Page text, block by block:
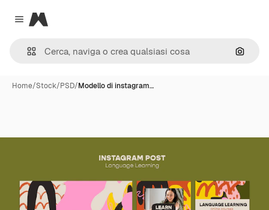
Close menu
Magnific
Cerca
Home/Stock/PSD/Modello di instagram…